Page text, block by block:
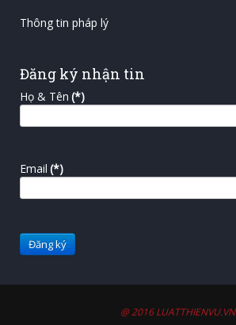
Thông tin pháp lý
Đăng ký nhận tin
Họ & Tên (*)
Email (*)
@ 2016 LUATTHIENVU.VN